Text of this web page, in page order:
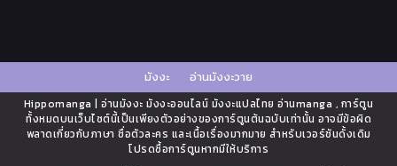
มังงะ อ่านมังงะวาย
Hippomanga | อ่านมังงะ มังงะออนไลน์ มังงะแปลไทย อ่านmanga , การ์ตูน
ทั้งหมดบนเว็บไซต์นี้เป็นเพียงตัวอย่างของการ์ตูนต้นฉบับเท่านั้น อาจมีข้อผิด
พลาดเกี่ยวกับภาษา ชื่อตัวละคร และเนื้อเรื่องมากมาย สำหรับเวอร์ชันดั้งเดิม
โปรดซื้อการ์ตูนหากมีให้บริการ